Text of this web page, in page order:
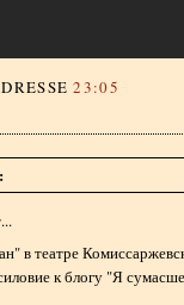
23:05
в театре
к блогу "Я